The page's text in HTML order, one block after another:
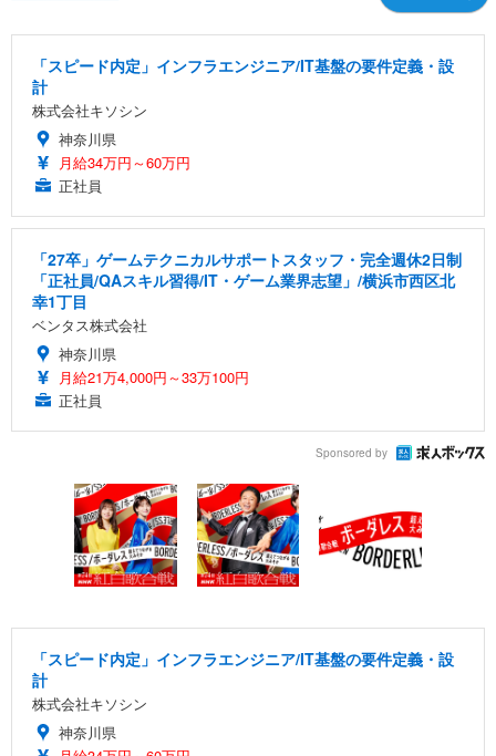
「スピード内定」インフラエンジニア/IT基盤の要件定義・設
計
株式会社キソシン
神奈川県
月給34万円～60万円
正社員
「27卒」ゲームテクニカルサポートスタッフ・完全週休2日制
「正社員/QAスキル習得/IT・ゲーム業界志望」/横浜市西区北
幸1丁目
ベンタス株式会社
神奈川県
月給21万4,000円～33万100円
正社員
Sponsored by
「スピード内定」インフラエンジニア/IT基盤の要件定義・設
計
株式会社キソシン
神奈川県